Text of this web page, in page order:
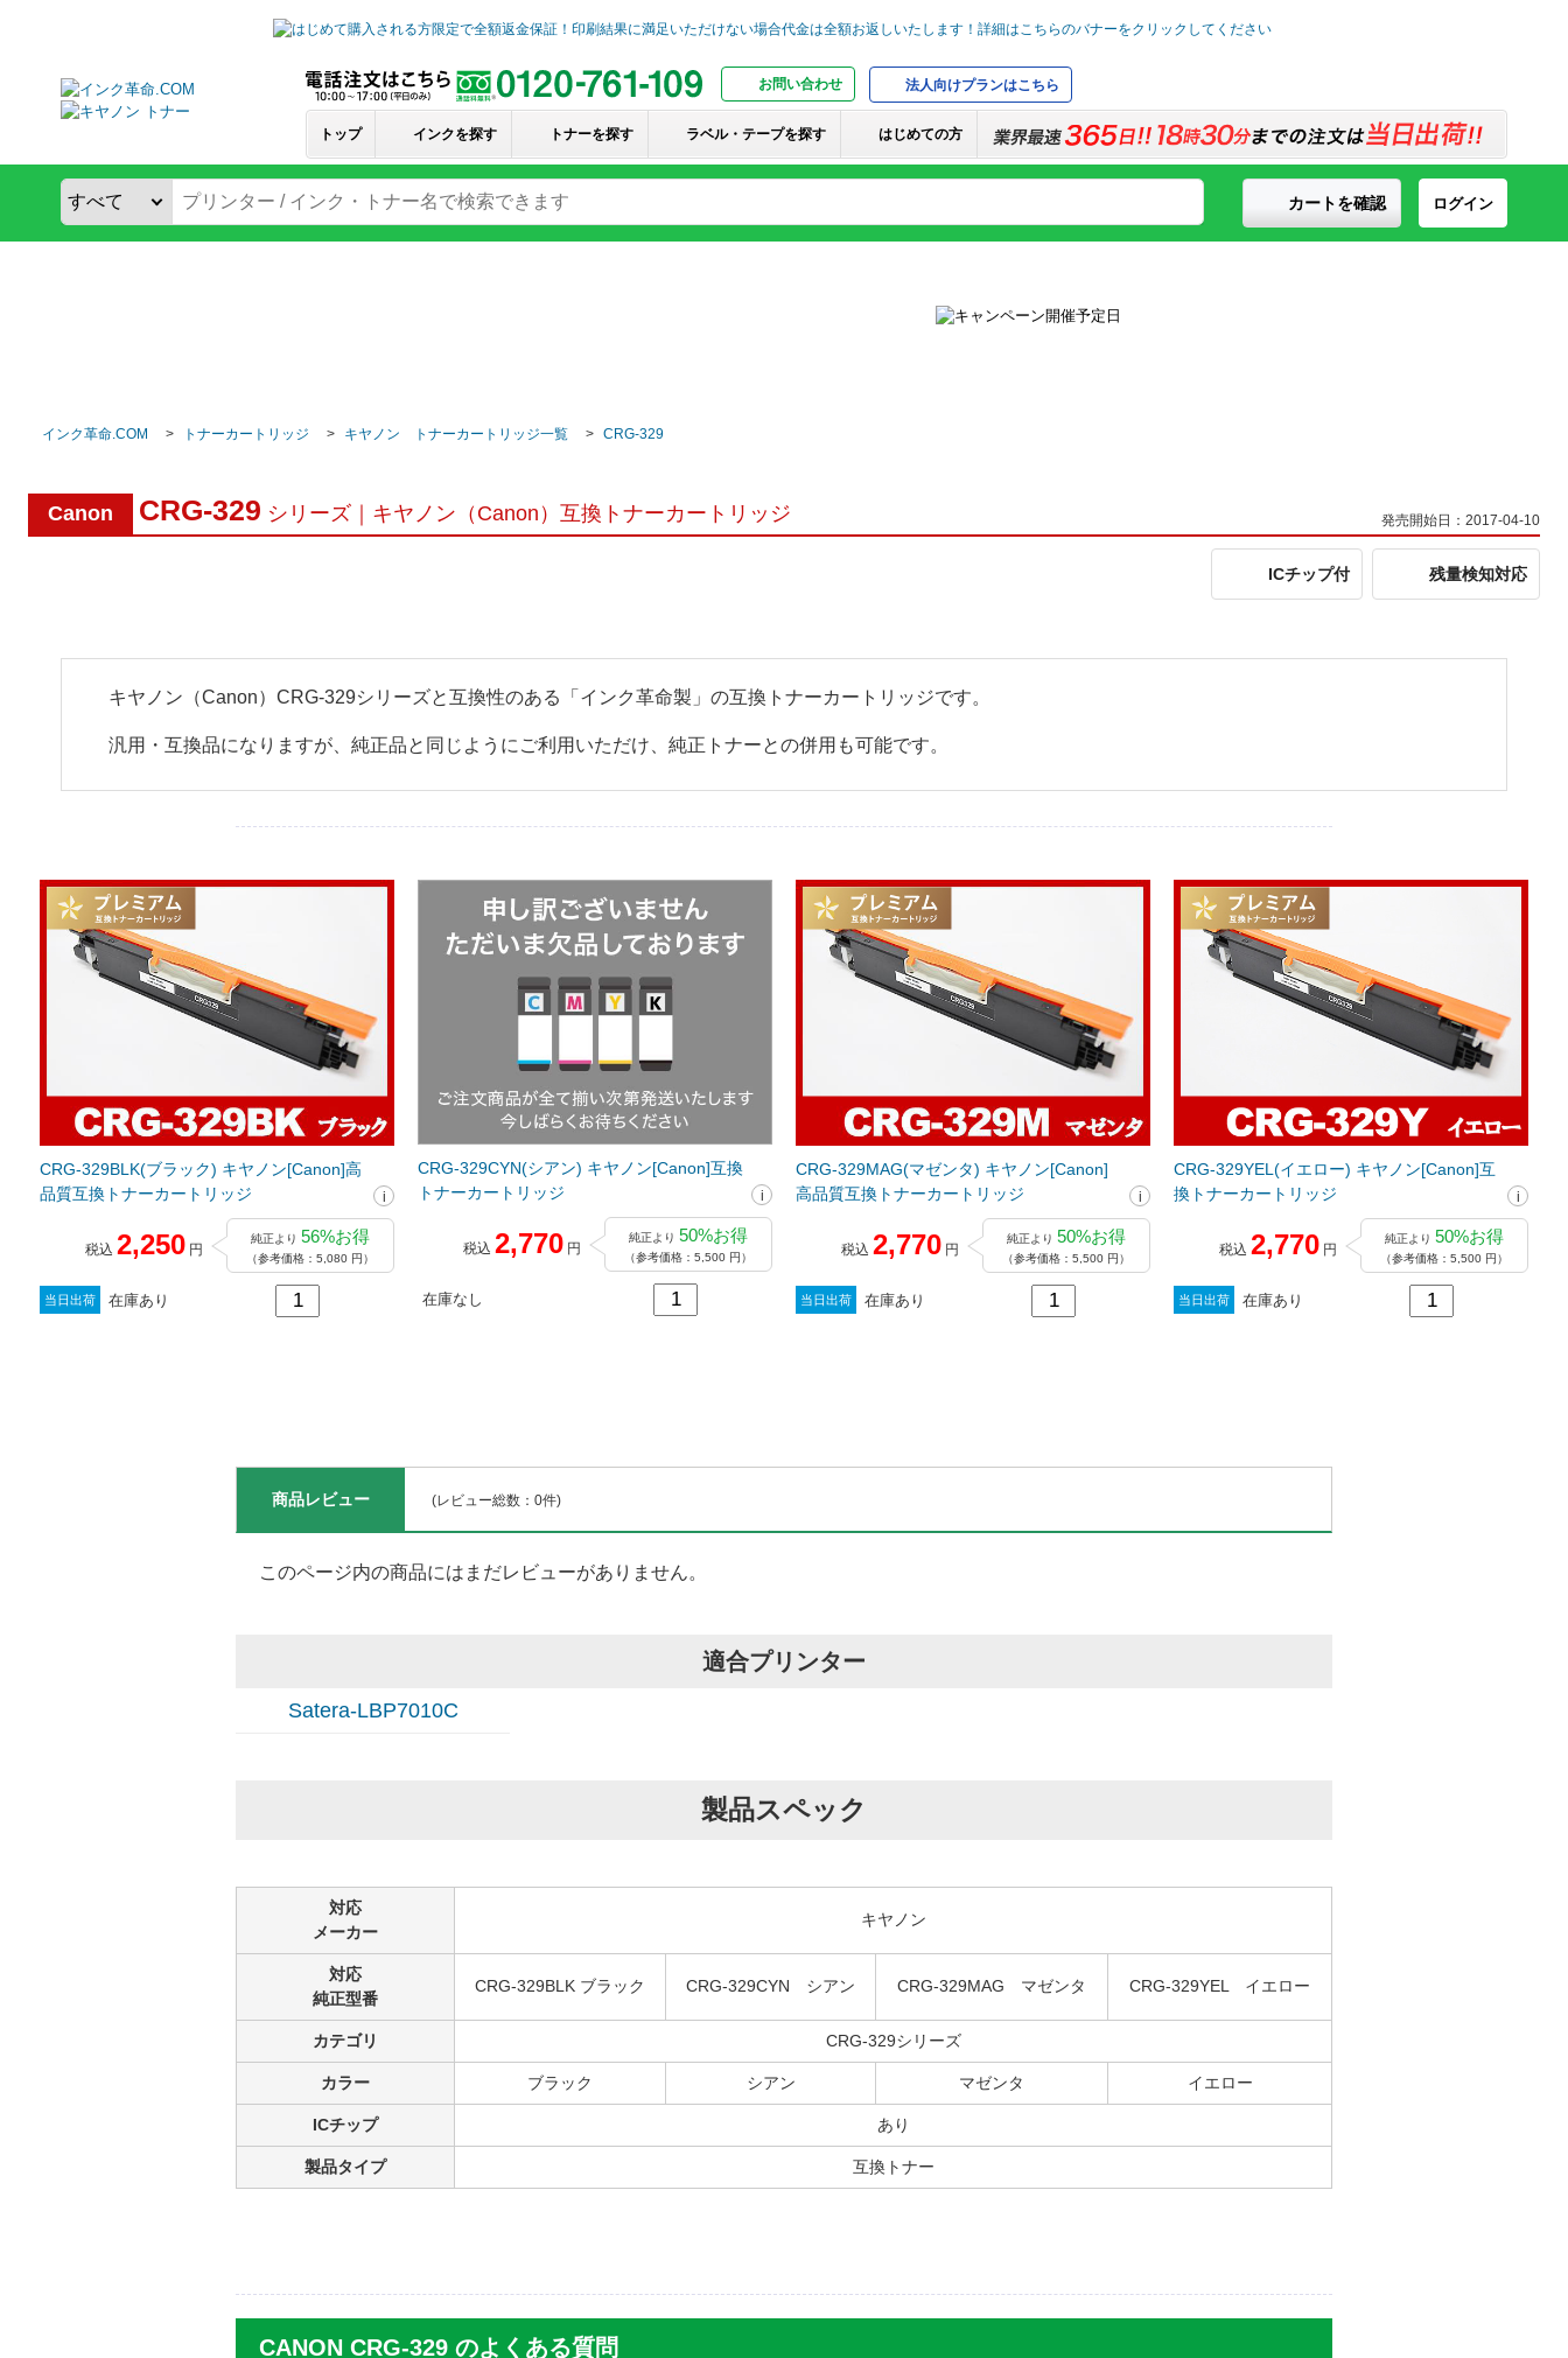
お問い合わせ 法人向けプランはこちら
トップ インクを探す トナーを探す ラベル・テープを探す はじめての方
ログイン
カートを確認
インク革命.COM トナーカートリッジ キヤノン トナーカートリッジ一覧 CRG-329
Canon CRG-329 シリーズ｜キヤノン（Canon）互換トナーカートリッジ 発売開始日：2017-04-10
ICチップ付 残量検知対応
キヤノン（Canon）CRG-329シリーズと互換性のある「インク革命製」の互換トナーカートリッジです。
汎用・互換品になりますが、純正品と同じようにご利用いただけ、純正トナーとの併用も可能です。
CRG-329BLK(ブラック) キヤノン[Canon]高
品質互換トナーカートリッジ
税込 2,250 円
純正より 56%お得
（参考価格：5,080 円）
当日出荷 在庫あり
CRG-329CYN(シアン) キヤノン[Canon]互換
トナーカートリッジ
税込 2,770 円
純正より 50%お得
（参考価格：5,500 円）
在庫なし
CRG-329MAG(マゼンタ) キヤノン[Canon]
高品質互換トナーカートリッジ
税込 2,770 円
純正より 50%お得
（参考価格：5,500 円）
当日出荷 在庫あり
CRG-329YEL(イエロー) キヤノン[Canon]互
換トナーカートリッジ
税込 2,770 円
純正より 50%お得
（参考価格：5,500 円）
当日出荷 在庫あり
商品レビュー (レビュー総数：0件)
このページ内の商品にはまだレビューがありません。
適合プリンター
Satera-LBP7010C
製品スペック
対応
メーカー
キヤノン
対応
純正型番
CRG-329BLK ブラック CRG-329CYN シアン CRG-329MAG マゼンタ CRG-329YEL イエロー
カテゴリ CRG-329シリーズ
カラー ブラック シアン マゼンタ イエロー
ICチップ あり
製品タイプ 互換トナー
CANON CRG-329 のよくある質問